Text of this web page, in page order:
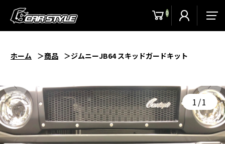
0
ホーム 商品 ジムニーJB64 スキッドガードキット
1/1